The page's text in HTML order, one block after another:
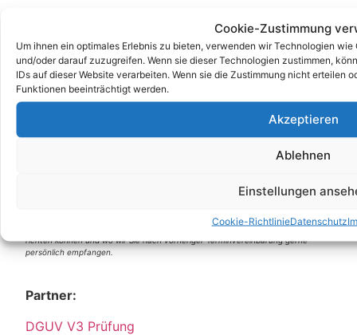
Cookie-Zustimmung
Um ihnen ein optimales Erlebnis zu bieten, verwenden wir Technologien
und/oder darauf zuzugreifen. Wenn sie dieser Technologien zustimmen,
IDs auf dieser Website verarbeiten. Wenn sie die Zustimmung nicht erteilen
Funktionen beeinträchtigt werden.
Akzeptieren
Ablehnen
Einstellungen
Cookie-RichtlinieDatenschutz
Unsere Korrespondenz-Adressen*:
Wittestraße 30k, 13509 Berlin
* Hierbei handelt es sich weder um Niederlassungen, noch Werkstätten o.ä.,
sondern um reine Korrespondenz-Adressen, an die Sie Ihre Anrufe und Post
richten können und wo wir Sie nach vorheriger Terminvereinbarung gerne
persönlich empfangen.
Partner:
DGUV V3 Prüfung